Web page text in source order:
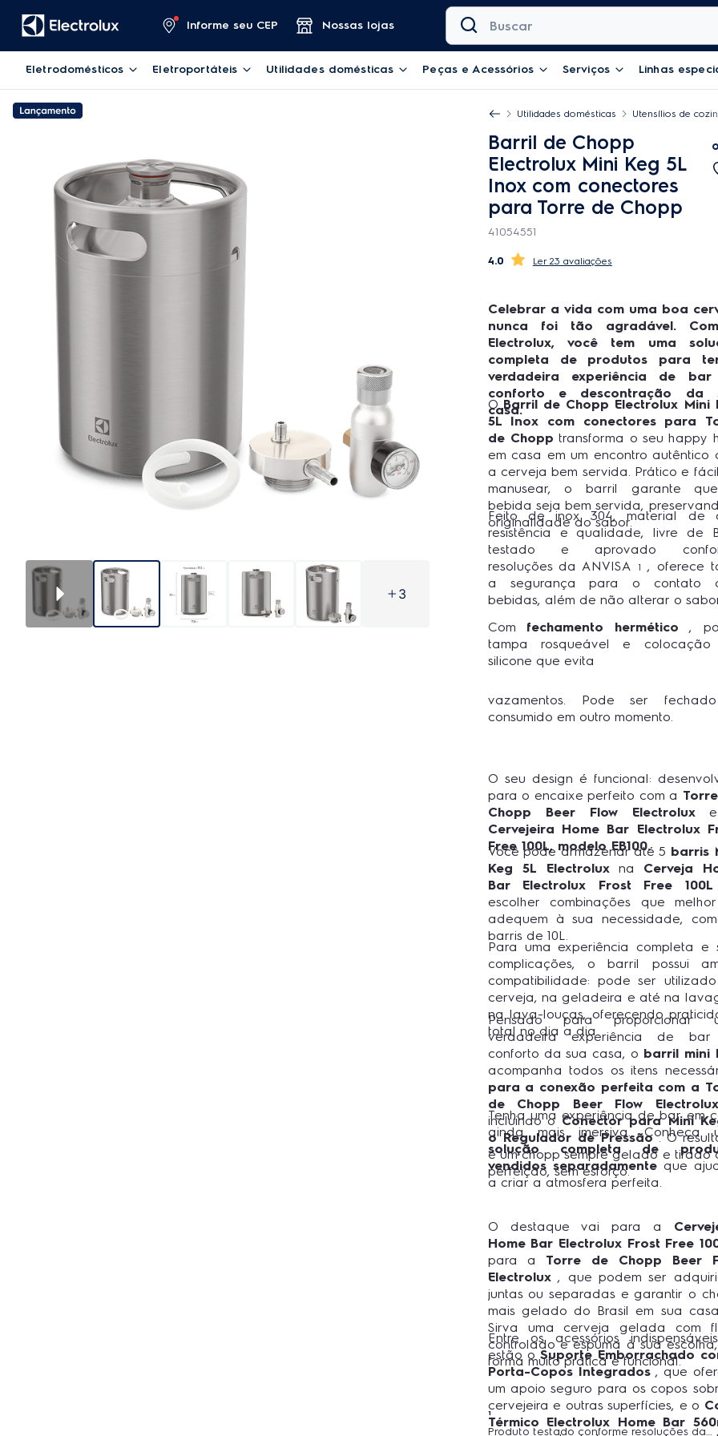
Informe seu CEP Nossas lojas
Buscar
Eletrodomésticos Eletroportáteis Utilidades domésticas Peças e Acessórios Serviços Linhas
3
Utilidades domésticas Utensílios de
Barril de Chopp
Electrolux Mini Keg 5L
Inox com conectores
para Torre de Chopp
41054551
4.0 23 avaliações
Celebrar a vida com uma boa
nunca foi tão agradável.
Electrolux, você tem uma
completa de produtos para
verdadeira experiência de
conforto e descontração da
casa.
OBarril de Chopp Electrolux Mini
5L Inox com conectores para
de Chopp transforma o seu happy
em casa em um encontro autêntico
a cerveja bem servida. Prático e
manusear, o barril garante
bebida seja bem servida,
originalidade do sabor.
Feito de inox 304, material de
resistência e qualidade, livre de
testado e aprovado
resoluções da ANVISA
1
, oferece
a segurança para o contato
bebidas, além de não alterar o
Com fechamento hermético ,
tampa rosqueável e
silicone que evita
vazamentos. Pode ser
consumido em outro momento.
O seu design é funcional:
para o encaixe perfeito com a
Chopp Beer Flow Electrolux
Cervejeira Home Bar Electrolux
Free 100L, modelo EB100.
Você pode armazenar até 5 barris
Keg 5L Electroluxna Cerveja
Bar Electrolux Frost Free 100L
escolher combinações que
adequem à sua necessidade,
barris de 10L.
Para uma experiência completa e
complicações, o barril possui
compatibilidade: pode ser
cerveja, na geladeira e até na
na lava-louças, oferecendo
total no dia a dia.
Pensado para proporcionar
verdadeira experiência de
conforto da sua casa, o barril mini
acompanha todos os itens
para a conexão perfeita com a
de Chopp Beer Flow Electrolux
incluindo o Conector para Mini
o Regulador de Pressão. O
é um chopp sempre gelado e tirado
perfeição, sem esforço.
Tenha uma experiência de bar em
ainda mais imersiva. Conheça
solução completa de
vendidos separadamenteque
a criar a atmosfera perfeita.
O destaque vai para a
Home Bar Electrolux Frost Free
para a Torre de Chopp Beer
Electrolux, que podem ser
juntas ou separadas e garantir o
mais gelado do Brasil em sua casa
Sirva uma cerveja gelada com
controlado e espuma à sua
forma muito prática e funcional.
Entre os acessórios
estão o Suporte Emborrachado
Porta-Copos Integrados, que
um apoio seguro para os copos
cervejeira e outras superfícies, e o
Térmico Electrolux Home Bar
¹
Produto testado conforme resoluções da